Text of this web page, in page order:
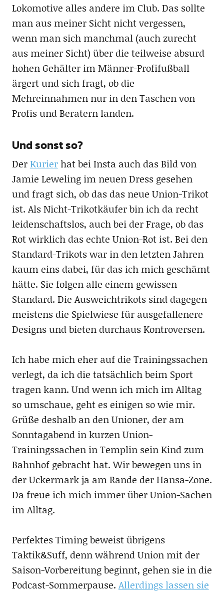
Lokomotive alles andere im Club. Das sollte
man aus meiner Sicht nicht vergessen,
wenn man sich manchmal (auch zurecht
aus meiner Sicht) über die teilweise absurd
hohen Gehälter im Männer-Profifußball
ärgert und sich fragt, ob die
Mehreinnahmen nur in den Taschen von
Profis und Beratern landen.
Und sonst so?
DerKurierhat bei Insta auch das Bild von
Jamie Leweling im neuen Dress gesehen
und fragt sich, ob das das neue Union-Trikot
ist. Als Nicht-Trikotkäufer bin ich da recht
leidenschaftslos, auch bei der Frage, ob das
Rot wirklich das echte Union-Rot ist. Bei den
Standard-Trikots war in den letzten Jahren
kaum eins dabei, für das ich mich geschämt
hätte. Sie folgen alle einem gewissen
Standard. Die Ausweichtrikots sind dagegen
meistens die Spielwiese für ausgefallenere
Designs und bieten durchaus Kontroversen.
Ich habe mich eher auf die Trainingssachen
verlegt, da ich die tatsächlich beim Sport
tragen kann. Und wenn ich mich im Alltag
so umschaue, geht es einigen so wie mir.
Grüße deshalb an den Unioner, der am
Sonntagabend in kurzen Union-
Trainingssachen in Templin sein Kind zum
Bahnhof gebracht hat. Wir bewegen uns in
der Uckermark ja am Rande der Hansa-Zone.
Da freue ich mich immer über Union-Sachen
im Alltag.
Perfektes Timing beweist übrigens
Taktik&Suff, denn während Union mit der
Saison-Vorbereitung beginnt, gehen sie in die
Podcast-Sommerpause. Allerdings lassen sie